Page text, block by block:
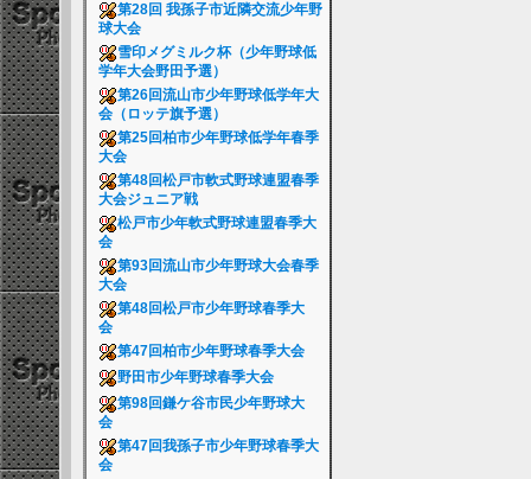
第28回 我孫子市近隣交流少年野
球大会
雪印メグミルク杯（少年野球低
学年大会野田予選）
第26回流山市少年野球低学年大
会（ロッテ旗予選）
第25回柏市少年野球低学年春季
大会
第48回松戸市軟式野球連盟春季
大会ジュニア戦
松戸市少年軟式野球連盟春季大
会
第93回流山市少年野球大会春季
大会
第48回松戸市少年野球春季大
会
第47回柏市少年野球春季大会
野田市少年野球春季大会
第98回鎌ケ谷市民少年野球大
会
第47回我孫子市少年野球春季大
会